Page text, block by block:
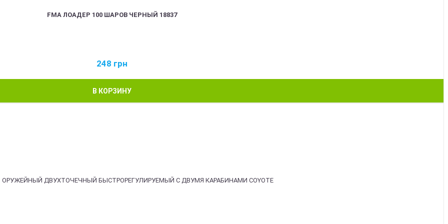
FMA ЛОАДЕР 100 ШАРОВ ЧЕРНЫЙ 18837
248 грн
В КОРЗИНУ